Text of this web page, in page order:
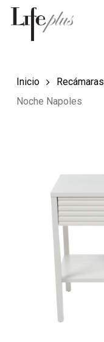
Skip
Búsqueda
productos
Inicio Recámaras
Noche Napoles